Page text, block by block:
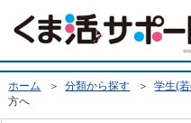
ホーム ＞分類から探す ＞学生(
方へ